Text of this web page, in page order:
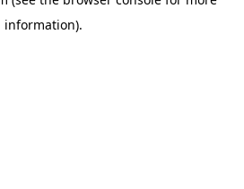
information).